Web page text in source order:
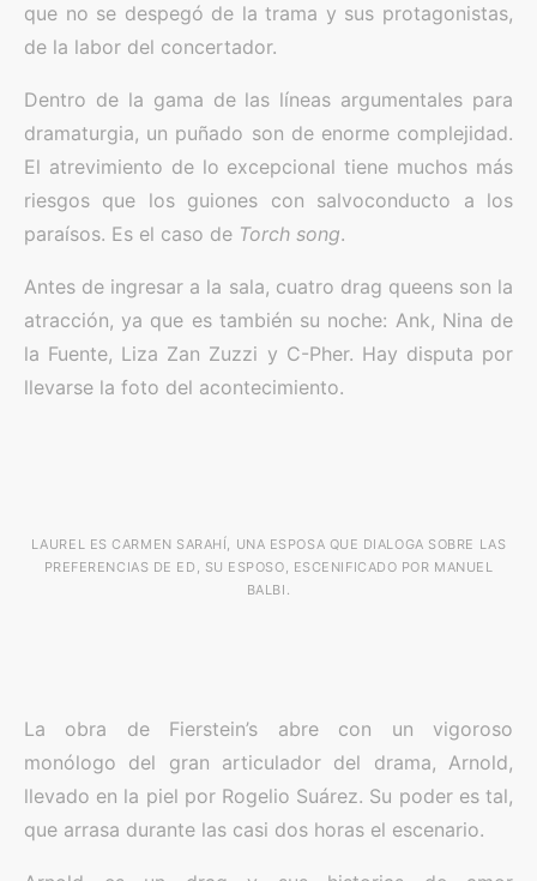
que no se despegó de la trama y sus protagonistas,
de la labor del concertador.
Dentro de la gama de las líneas argumentales para
dramaturgia, un puñado son de enorme complejidad.
El atrevimiento de lo excepcional tiene muchos más
riesgos que los guiones con salvoconducto a los
paraísos. Es el caso de Torch song.
Antes de ingresar a la sala, cuatro drag queens son la
atracción, ya que es también su noche: Ank, Nina de
la Fuente, Liza Zan Zuzzi y C-Pher. Hay disputa por
llevarse la foto del acontecimiento.
LAUREL ES CARMEN SARAHÍ, UNA ESPOSA QUE DIALOGA SOBRE LAS
PREFERENCIAS DE ED, SU ESPOSO, ESCENIFICADO POR MANUEL
BALBI.
La obra de Fierstein’s abre con un vigoroso
monólogo del gran articulador del drama, Arnold,
llevado en la piel por Rogelio Suárez. Su poder es tal,
que arrasa durante las casi dos horas el escenario.